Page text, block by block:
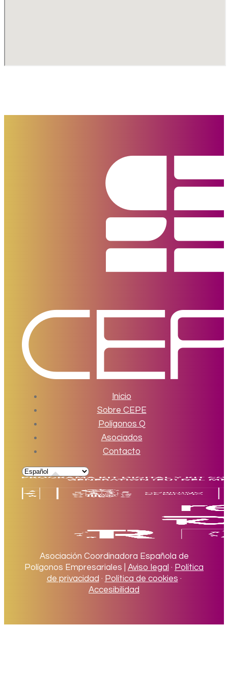
Inicio
Sobre CEPE
Polígonos Q
Asociados
Contacto
Asociación Coordinadora Española de
Polígonos Empresariales | Aviso legal · Política
de privacidad · Política de cookies ·
Accesibilidad